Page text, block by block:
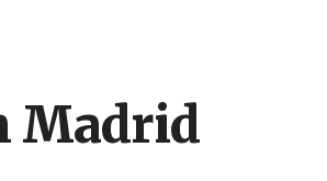
Madrid